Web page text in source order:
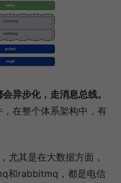
异步化，走消息总线。
在整个体系架构中，有
尤其是在大数据方面，
和rabbitmq，都是电信